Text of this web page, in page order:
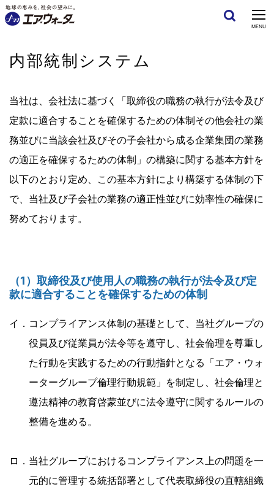
CLOSE
MENU
内部統制システム
当社は、会社法に基づく「取締役の職務の執行が法令及び
定款に適合することを確保するための体制その他会社の業
務並びに当該会社及びその子会社から成る企業集団の業務
の適正を確保するための体制」の構築に関する基本方針を
以下のとおり定め、この基本方針により構築する体制の下
で、当社及び子会社の業務の適正性並びに効率性の確保に
努めております。
（1）取締役及び使用人の職務の執行が法令及び定
款に適合することを確保するための体制
イ．コンプライアンス体制の基礎として、当社グループの
役員及び従業員が法令等を遵守し、社会倫理を尊重し
た行動を実践するための行動指針となる「エア・ウォ
ーターグループ倫理行動規範」を制定し、社会倫理と
遵法精神の教育啓蒙並びに法令遵守に関するルールの
整備を進める。
ロ．当社グループにおけるコンプライアンス上の問題を一
元的に管理する統括部署として代表取締役の直轄組織